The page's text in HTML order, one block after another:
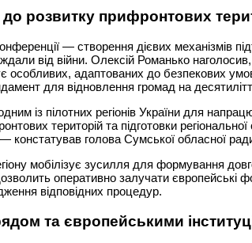
до розвитку прифронтових
— створення дієвих механізмів
від війни. Олексій Романько
адаптованих до безпекових умов
для відновлення громад на
із пілотних регіонів України для
територій та підготовки регіональної
констатував голова Сумської обласної
мобілізує зусилля для формування
оперативно залучати європейські
відповідних процедур.
та європейськими